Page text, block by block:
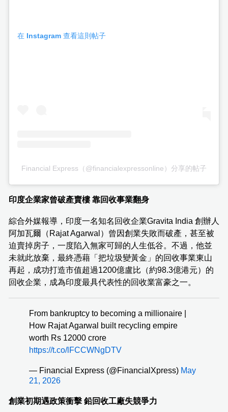
在 Instagram 查看這則帖子
Financial Express（@financialexpressonline）分享的帖子
印度企業家曾破產賣樓 靠回收事業翻身
綜合外媒報導，印度一名知名回收企業Gravita India 創辦人
阿加瓦爾（Rajat Agarwal）曾因創業失敗而破產，甚至被
迫賣掉房子，一度陷入無家可歸的人生低谷。不過，他並
未就此放棄，最終憑藉「把垃圾變黃金」的回收事業東山
再起，成功打造市值超過1200億盧比（約98.3億港元）的
回收企業，成為印度最具代表性的回收業富豪之一。
From bankruptcy to becoming a millionaire |
How Rajat Agarwal built recycling empire
worth Rs 12000 crore
https://t.co/lFCCWNgDTV
— Financial Express (@FinancialXpress) May
21, 2026
創業初期遇政策衝擊 鉛回收工廠失競爭力